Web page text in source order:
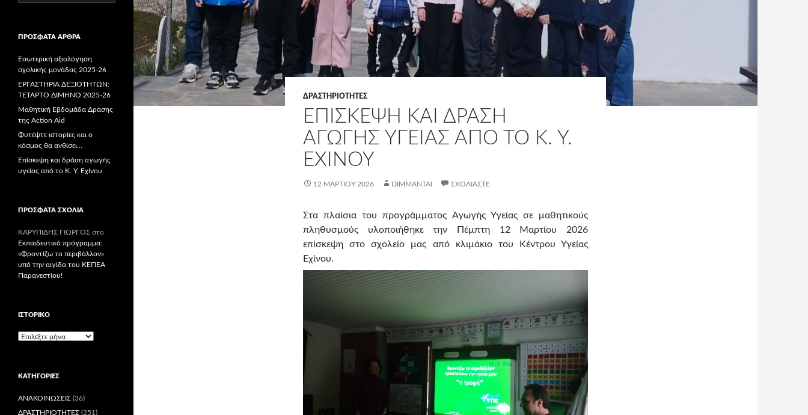
ΔΡΑΣΤΗΡΙΟΤΗΤΕΣ
ΕΠΊΣΚΕΨΗ ΚΑΙ ΔΡΆΣΗ
ΑΓΩΓΉΣ ΥΓΕΊΑΣ ΑΠΌ ΤΟ Κ. Υ.
ΕΧΊΝΟΥ
12 ΜΑΡΤΊΟΥ 2026 DIMMANTAI ΣΧΟΛΙΆΣΤΕ
Στα πλαίσια του προγράμματος Αγωγής Υγείας σε μαθητικούς
πληθυσμούς υλοποιήθηκε την Πέμπτη 12 Μαρτίου 2026
επίσκεψη στο σχολείο μας από κλιμάκιο του Κέντρου Υγείας
Εχίνου.
για:
ΠΡΌΣΦΑΤΑ ΆΡΘΡΑ
Εσωτερική αξιολόγηση
σχολικής μονάδας 2025-26
ΕΡΓΑΣΤΗΡΙΑ ΔΕΞΙΟΤΗΤΩΝ:
ΤΕΤΑΡΤΟ ΔΙΜΗΝΟ 2025-26
Μαθητική Εβδομάδα Δράσης
της Action Aid
Φυτέψτε ιστορίες και ο
κόσμος θα ανθίσει…
Επίσκεψη και δράση αγωγής
υγείας από το Κ. Υ. Εχίνου
ΠΡΌΣΦΑΤΑ ΣΧΌΛΙΑ
ΚΑΡΥΠΙΔΗΣ ΓΙΩΡΓΟΣ στο
Εκπαιδευτικό πρόγραμμα:
«Φροντίζω το περιβάλλον»
υπό την αιγίδα του ΚΕΠΕΑ
Παρανεστίου!
ΙΣΤΟΡΙΚΌ
Ιστορικό
KΑΤΗΓΟΡΊΕΣ
ΑΝΑΚΟΙΝΩΣΕΙΣ (36)
ΔΡΑΣΤΗΡΙΟΤΗΤΕΣ (251)